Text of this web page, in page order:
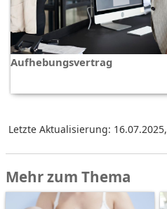
Aufhebungsvertrag
Letzte Aktualisierung: 16.07.2025,
Mehr zum Thema